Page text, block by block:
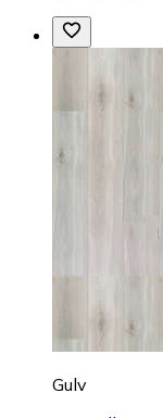
Gulv